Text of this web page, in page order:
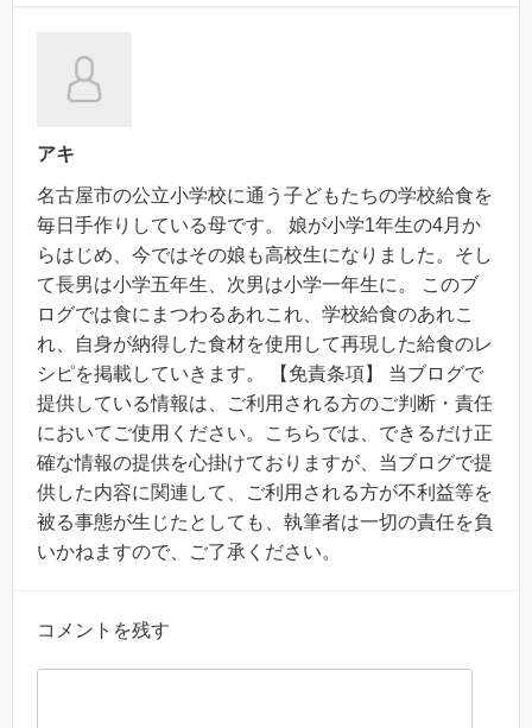
アキ
名古屋市の公立小学校に通う子どもたちの学校給食を
毎日手作りしている母です。 娘が小学1年生の4月か
らはじめ、今ではその娘も高校生になりました。そし
て長男は小学五年生、次男は小学一年生に。 このブ
ログでは食にまつわるあれこれ、学校給食のあれこ
れ、自身が納得した食材を使用して再現した給食のレ
シピを掲載していきます。 【免責条項】 当ブログで
提供している情報は、ご利用される方のご判断・責任
においてご使用ください。こちらでは、できるだけ正
確な情報の提供を心掛けておりますが、当ブログで提
供した内容に関連して、ご利用される方が不利益等を
被る事態が生じたとしても、執筆者は一切の責任を負
いかねますので、ご了承ください。
コメントを残す